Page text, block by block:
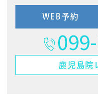
WEB予約
鹿児島院